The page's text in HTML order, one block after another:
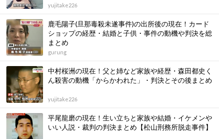
yujitake226
鹿毛陽子(旦那毒殺未遂事件)の出所後の現在！カード
ショップの経歴・結婚と子供・事件の動機や判決を総
まとめ
gurung
中村桜洲の現在！父と姉など家族や経歴・森田都史く
ん殺害の動機「からかわれた」・判決とその後まとめ
yujitake226
平尾龍磨の現在！生い立ちと家族や結婚・イケメンや
いい人説・裁判の判決まとめ【松山刑務所脱走事件】